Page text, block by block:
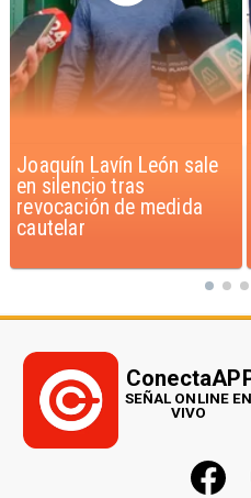
Chile y Venezuela
formalizan reinicio de
relaciones consulares
SEÑAL ONLINE EN
VIVO